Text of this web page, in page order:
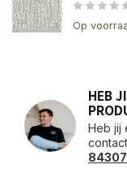
Op
HEB
Heb jij